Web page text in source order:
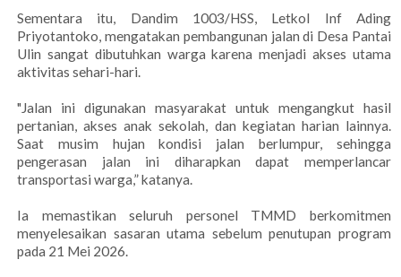
Sementara itu, Dandim 1003/HSS, Letkol Inf Ading
Priyotantoko, mengatakan pembangunan jalan di Desa Pantai
Ulin sangat dibutuhkan warga karena menjadi akses utama
aktivitas sehari-hari.
"Jalan ini digunakan masyarakat untuk mengangkut hasil
pertanian, akses anak sekolah, dan kegiatan harian lainnya.
Saat musim hujan kondisi jalan berlumpur, sehingga
pengerasan jalan ini diharapkan dapat memperlancar
transportasi warga,” katanya.
Ia memastikan seluruh personel TMMD berkomitmen
menyelesaikan sasaran utama sebelum penutupan program
pada 21 Mei 2026.